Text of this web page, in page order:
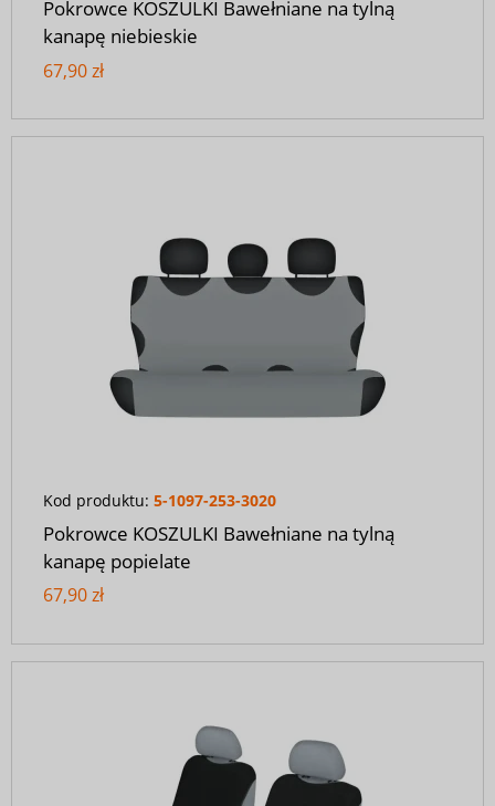
Pokrowce KOSZULKI Bawełniane na tylną
kanapę niebieskie
67,90 zł
Kod produktu: 5-1097-253-3020
Pokrowce KOSZULKI Bawełniane na tylną
kanapę popielate
67,90 zł